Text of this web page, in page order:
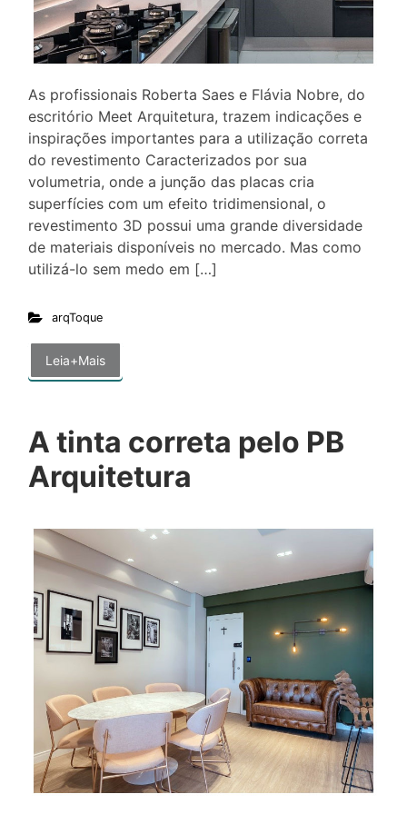
As profissionais Roberta Saes e Flávia Nobre, do
escritório Meet Arquitetura, trazem indicações e
inspirações importantes para a utilização correta
do revestimento Caracterizados por sua
volumetria, onde a junção das placas cria
superfícies com um efeito tridimensional, o
revestimento 3D possui uma grande diversidade
de materiais disponíveis no mercado. Mas como
utilizá-lo sem medo em […]
arqToque
Leia+Mais
A tinta correta pelo PB
Arquitetura